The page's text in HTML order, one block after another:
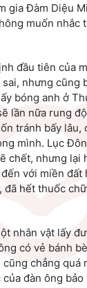
gia Đàm Diệu
muốn nhắc
đầu tiên của
nhưng cũng
bóng anh ở
lần nữa rung
tránh bấy lâu,
mình. Lục
chết, nhưng lại
với miền đất
đã hết thuốc
nhân vật lấy
có vẻ bánh
chẳng quá
đàn ông bảo